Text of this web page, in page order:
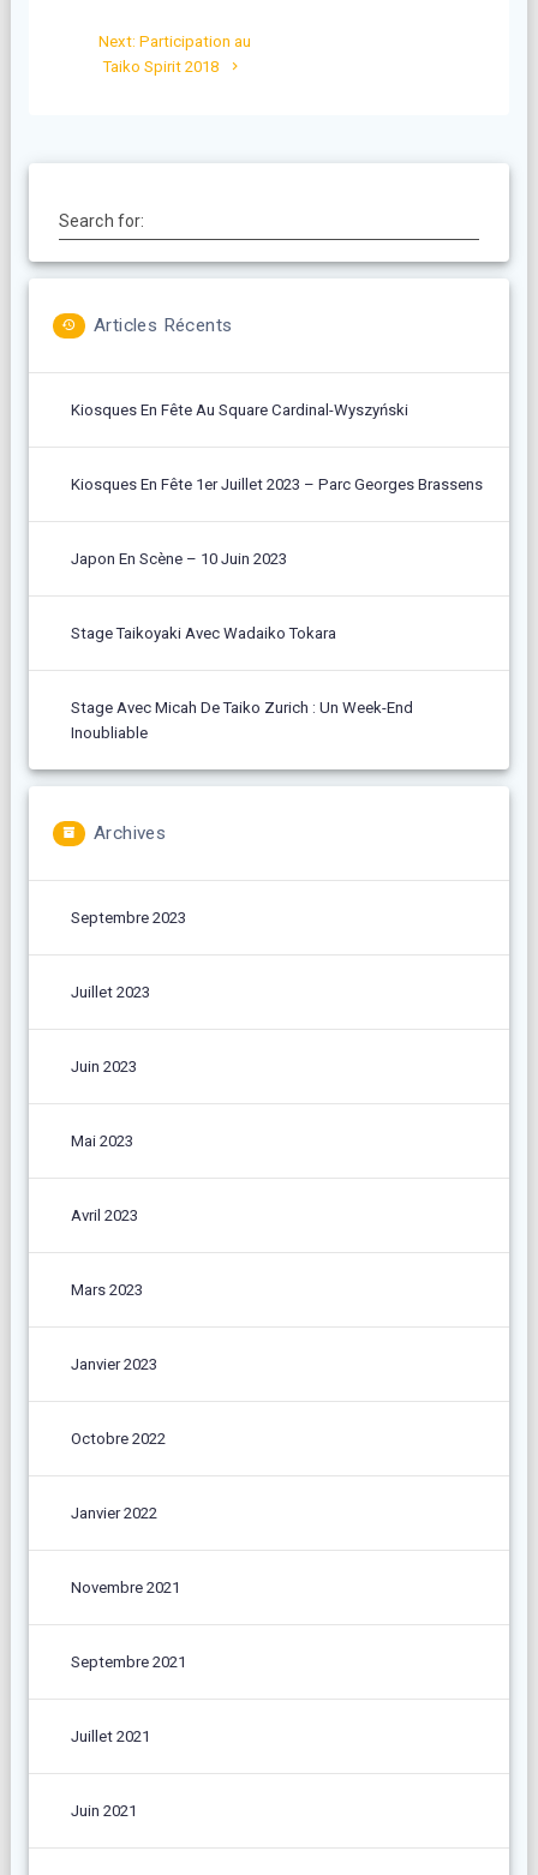
Next: Next
post:
Participation au
Taiko Spirit 2018
Search for:
Articles Récents
Kiosques En Fête Au Square Cardinal-Wyszyński
Kiosques En Fête 1er Juillet 2023 – Parc Georges Brassens
Japon En Scène – 10 Juin 2023
Stage Taikoyaki Avec Wadaiko Tokara
Stage Avec Micah De Taiko Zurich : Un Week-End
Inoubliable
Archives
Septembre 2023
Juillet 2023
Juin 2023
Mai 2023
Avril 2023
Mars 2023
Janvier 2023
Octobre 2022
Janvier 2022
Novembre 2021
Septembre 2021
Juillet 2021
Juin 2021